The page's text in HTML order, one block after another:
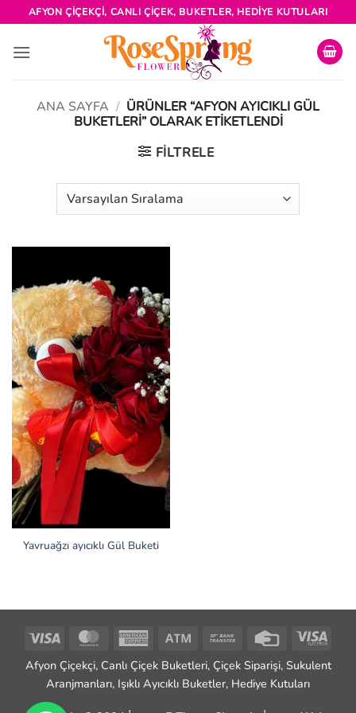
İçeriğe
atla
AFYON ÇIÇEKÇI, CANLI ÇIÇEK, BUKETLER, HEDIYE KUTULARI
ANA SAYFA / ÜRÜNLER “AFYON AYICIKLI GÜL
BUKETLERI” OLARAK ETIKETLENDI
FILTRELE
Yavruağzı ayıcıklı Gül Buketi
Visa MasterCardAmerican
Atm
Bank
Credit
Visa
Afyon Çiçekçi, Canlı Çiçek Buketleri, Çiçek Siparişi, Sukulent
Aranjmanları, Işıklı Ayıcıklı Buketler, Hediye Kutuları